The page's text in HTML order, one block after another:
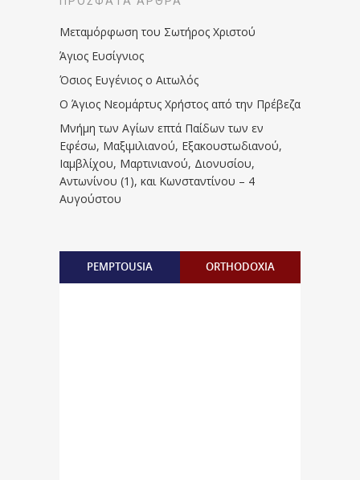
Μεταμόρφωση του Σωτήρος Χριστού
Άγιος Ευσίγνιος
Όσιος Ευγένιος ο Αιτωλός
Ο Άγιος Νεομάρτυς Χρήστος από την Πρέβεζα
Μνήμη των Aγίων επτά Παίδων των εν
Eφέσω, Mαξιμιλιανού, Eξακουστωδιανού,
Iαμβλίχου, Mαρτινιανού, Διονυσίου,
Aντωνίνου (1), και Kωνσταντίνου – 4
Αυγούστου
PEMPTOUSIA ORTHODOXIA